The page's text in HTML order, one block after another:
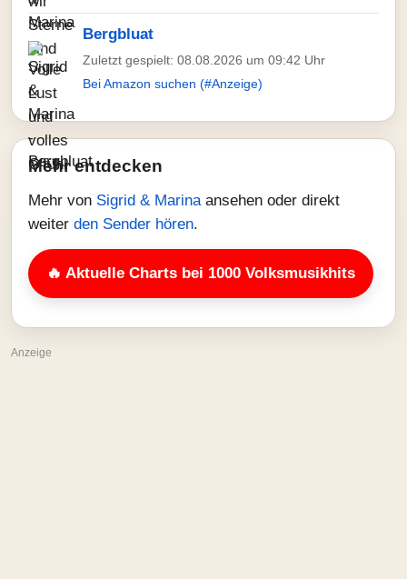
Bergbluat
Zuletzt gespielt: 08.08.2026 um 09:42 Uhr
Bei Amazon suchen (#Anzeige)
Mehr entdecken
Mehr von Sigrid & Marina ansehen oder direkt
weiter den Sender hören.
🔥 Aktuelle Charts bei 1000 Volksmusikhits
Anzeige